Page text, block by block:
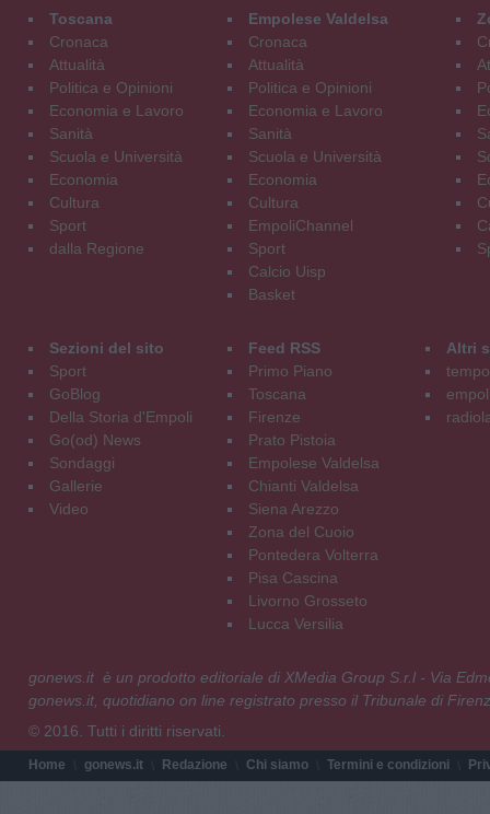
Toscana
Cronaca
Attualità
Politica e Opinioni
Economia e Lavoro
Sanità
Scuola e Università
Economia
Cultura
Sport
dalla Regione
Empolese Valdelsa
Cronaca
Attualità
Politica e Opinioni
Economia e Lavoro
Sanità
Scuola e Università
Economia
Cultura
EmpoliChannel
Sport
Calcio Uisp
Basket
Sezioni del sito
Sport
GoBlog
Della Storia d'Empoli
Go(od) News
Sondaggi
Gallerie
Video
Feed RSS
Primo Piano
Toscana
Firenze
Prato Pistoia
Empolese Valdelsa
Chianti Valdelsa
Siena Arezzo
Zona del Cuoio
Pontedera Volterra
Pisa Cascina
Livorno Grosseto
Lucca Versilia
Altri
gonews.it è un prodotto editoriale di XMedia Group S.r.l - Via
gonews.it, quotidiano on line registrato presso il Tribunale di
© 2016. Tutti i diritti riservati.
Home gonews.it Redazione Chi siamo Termini e condizioni